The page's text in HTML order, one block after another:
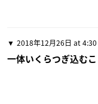
2018年12月26日 at 4:30
一体いくらつぎ込む